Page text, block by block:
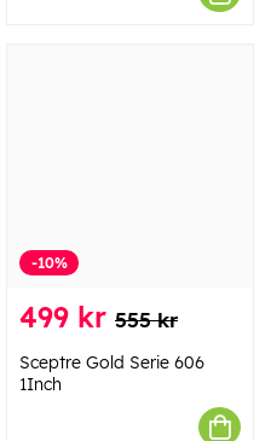
-10%
499 kr 555 kr
Sceptre Gold Serie 606
1Inch